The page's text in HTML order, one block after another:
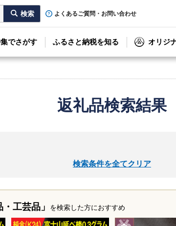
よくあるご質問・お問い合わせ
でさがす ふるさと納税を知る オリジ
返礼品検索結果
検索条件を全てクリア
・工芸品」 を検索した方におすすめ